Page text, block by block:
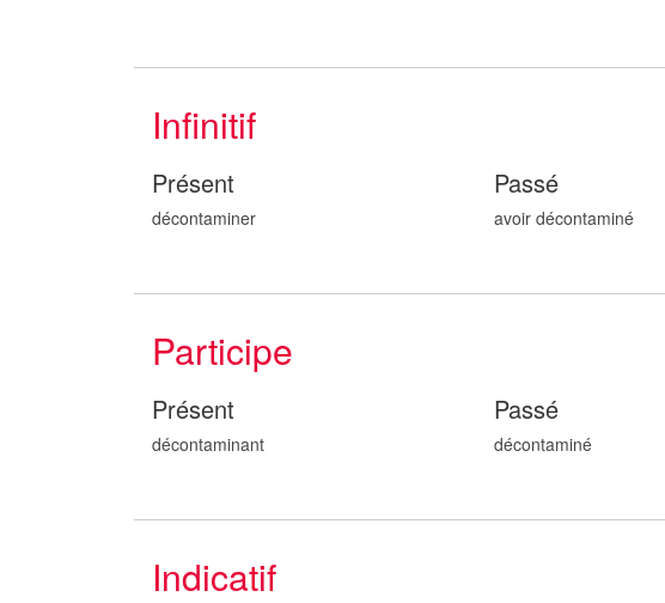
Infinitif
Présent
décontaminer
Passé
avoir décontaminé
Participe
Présent
décontaminant
Passé
décontaminé
Indicatif